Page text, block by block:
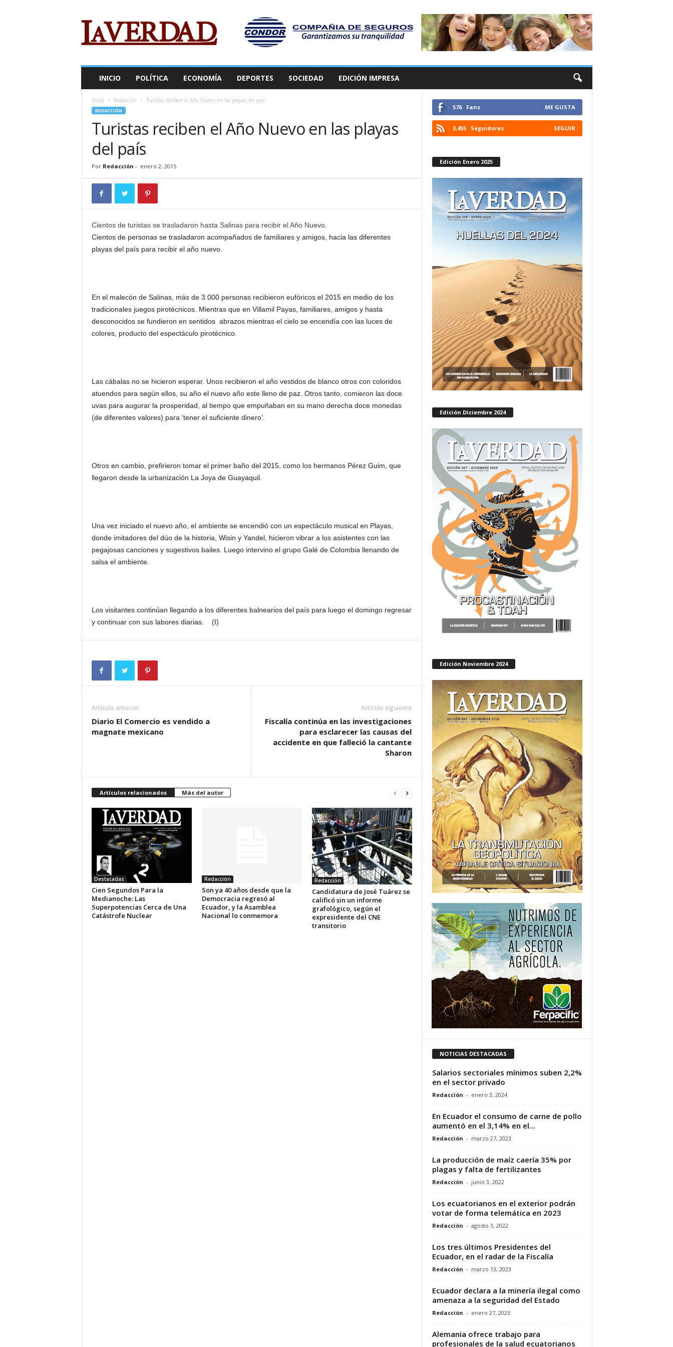
e
INICIO POLÍTICA ECONOMÍA DEPORTES SOCIEDAD EDICIÓN IMPRESA
Inicio Redacción Turistas reciben el Año Nuevo en las playas del país
REDACCIÓN
Turistas reciben el Año Nuevo en las playas
del país
Por Redacción - enero 2, 2015
Cientos de turistas se trasladaron hasta Salinas para recibir el Año Nuevo.
Cientos de personas se trasladaron acompañados de familiares y amigos, hacia las diferentes
playas del país para recibir el año nuevo.
En el malecón de Salinas, más de 3.000 personas recibieron eufóricos el 2015 en medio de los
tradicionales juegos pirotécnicos. Mientras que en Villamil Payas, familiares, amigos y hasta
desconocidos se fundieron en sentidos abrazos mientras el cielo se encendía con las luces de
colores, producto del espectáculo pirotécnico.
Las cábalas no se hicieron esperar. Unos recibieron el año vestidos de blanco otros con coloridos
atuendos para según ellos, su año el nuevo año este lleno de paz. Otros tanto, comieron las doce
uvas para augurar la prosperidad, al tiempo que empuñaban en su mano derecha doce monedas
(de diferentes valores) para ‘tener el suficiente dinero’.
Otros en cambio, prefirieron tomar el primer baño del 2015, como los hermanos Pérez Guim, que
llegaron desde la urbanización La Joya de Guayaquil.
Una vez iniciado el nuevo año, el ambiente se encendió con un espectáculo musical en Playas,
donde imitadores del dúo de la historia, Wisin y Yandel, hicieron vibrar a los asistentes con las
pegajosas canciones y sugestivos bailes. Luego intervino el grupo Galé de Colombia llenando de
salsa el ambiente.
Los visitantes continúan llegando a los diferentes balnearios del país para luego el domingo regresar
y continuar con sus labores diarias. (I)
Artículo anterior
Diario El Comercio es vendido a
magnate mexicano
Artículo siguiente
Fiscalía continúa en las investigaciones
para esclarecer las causas del
accidente en que falleció la cantante
Sharon
Artículos relacionados Más del autor
Destacadas
Cien Segundos Para la
Medianoche: Las
Superpotencias Cerca de Una
Catástrofe Nuclear
Redacción
Son ya 40 años desde que la
Democracia regresó al
Ecuador, y la Asamblea
Nacional lo conmemora
Redacción
Candidatura de José Tuárez se
calificó sin un informe
grafológico, según el
expresidente del CNE
transitorio
576 Fans ME GUSTA
3,455 Seguidores SEGUIR
Edición Enero 2025
Edición Diciembre 2024
Edición Noviembre 2024
NOTICIAS DESTACADAS
Salarios sectoriales mínimos suben 2,2%
en el sector privado
Redacción - enero 3, 2024
En Ecuador el consumo de carne de pollo
aumentó en el 3,14% en el...
Redacción - marzo 27, 2023
La producción de maíz caería 35% por
plagas y falta de fertilizantes
Redacción - junio 3, 2022
Los ecuatorianos en el exterior podrán
votar de forma telemática en 2023
Redacción - agosto 3, 2022
Los tres últimos Presidentes del
Ecuador, en el radar de la Fiscalía
Redacción - marzo 13, 2023
Ecuador declara a la minería ilegal como
amenaza a la seguridad del Estado
Redacción - enero 27, 2023
Alemania ofrece trabajo para
profesionales de la salud ecuatorianos